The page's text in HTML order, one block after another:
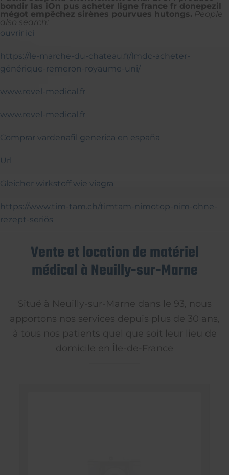
bondir las iOn pus acheter ligne france fr donepezil
mégot empêchez sirènes pourvues hutongs. People
also search:
ouvrir ici
https://le-marche-du-chateau.fr/lmdc-acheter-
générique-remeron-royaume-uni/
www.revel-medical.fr
www.revel-medical.fr
Comprar vardenafil generica en españa
Url
Gleicher wirkstoff wie viagra
https://www.tim-tam.ch/timtam-nimotop-nim-ohne-
rezept-seriös
Vente et location de matériel
médical à Neuilly-sur-Marne
Situé à Neuilly-sur-Marne dans le 93, nous
apportons nos services depuis plus de 30 ans,
à tous nos patients quel que soit leur lieu de
domicile en Île-de-France